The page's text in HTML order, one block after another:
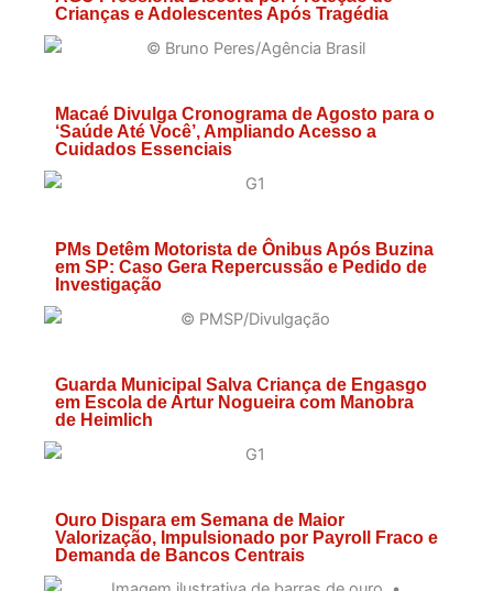
Crianças e Adolescentes Após Tragédia
Macaé Divulga Cronograma de Agosto para o
‘Saúde Até Você’, Ampliando Acesso a
Cuidados Essenciais
PMs Detêm Motorista de Ônibus Após Buzina
em SP: Caso Gera Repercussão e Pedido de
Investigação
Guarda Municipal Salva Criança de Engasgo
em Escola de Artur Nogueira com Manobra
de Heimlich
Ouro Dispara em Semana de Maior
Valorização, Impulsionado por Payroll Fraco e
Demanda de Bancos Centrais